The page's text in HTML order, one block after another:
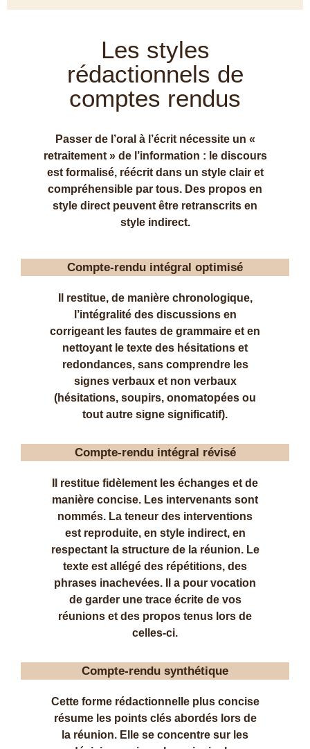
Les styles
rédactionnels de
comptes rendus
Passer de l’oral à l’écrit nécessite un «
retraitement » de l’information : le discours
est formalisé, réécrit dans un style clair et
compréhensible par tous. Des propos en
style direct peuvent être retranscrits en
style indirect.
Compte-rendu intégral optimisé
Il restitue, de manière chronologique,
l’intégralité des discussions en
corrigeant les fautes de grammaire et en
nettoyant le texte des hésitations et
redondances, sans comprendre les
signes verbaux et non verbaux
(hésitations, soupirs, onomatopées ou
tout autre signe significatif).
Compte-rendu intégral révisé
Il restitue fidèlement les échanges et de
manière concise. Les intervenants sont
nommés. La teneur des interventions
est reproduite, en style indirect, en
respectant la structure de la réunion. Le
texte est allégé des répétitions, des
phrases inachevées. Il a pour vocation
de garder une trace écrite de vos
réunions et des propos tenus lors de
celles-ci.
Compte-rendu synthétique
Cette forme rédactionnelle plus concise
résume les points clés abordés lors de
la réunion. Elle se concentre sur les